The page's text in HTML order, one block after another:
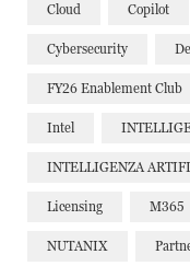
Cloud Copilot
Cybersecurity
FY26 Enablement Club
Intel
INTELLIGENZA
Licensing M365
NUTANIX